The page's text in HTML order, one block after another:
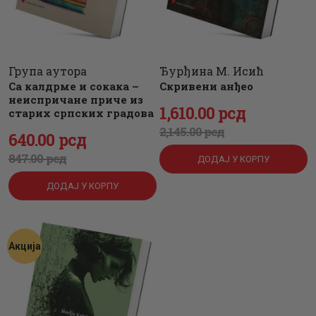
Група аутора
Сa калдрме и сокака –
неиспричане приче из
старих српских градова
847.00рсд
Оригинална
цена
је
била:
847
0
0
рсд.
640.00 рсд
Тренутна
цена
је:
640.
0
0
рсд.
ДОДАЈ У КОРПУ
Ђурђина М. Исић
Скривени анђео
2,145.00рсд
Оригинална
цена
је
била:
1,610.00 рсд
Тренутна
цена
је:
1,610.
ДОДАЈ У КОРПУ
Акција